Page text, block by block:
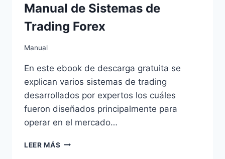
COMUNIDAD
DEL
ANILLO
Manual de Sistemas de
Trading Forex
Manual
En este ebook de descarga gratuita se
explican varios sistemas de trading
desarrollados por expertos los cuáles
fueron diseñados principalmente para
operar en el mercado…
LEER MÁS MANUAL